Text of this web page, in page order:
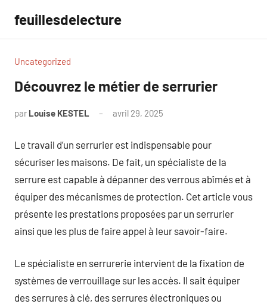
contenu
feuillesdelecture
Uncategorized
Découvrez le métier de serrurier
par Louise KESTEL avril 29, 2025
Le travail d’un serrurier est indispensable pour
sécuriser les maisons. De fait, un spécialiste de la
serrure est capable à dépanner des verrous abîmés et à
équiper des mécanismes de protection. Cet article vous
présente les prestations proposées par un serrurier
ainsi que les plus de faire appel à leur savoir-faire.
Le spécialiste en serrurerie intervient de la fixation de
systèmes de verrouillage sur les accès. Il sait équiper
des serrures à clé, des serrures électroniques ou